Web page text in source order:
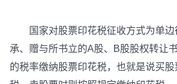
国家对股票印花税征收方式为单边
承、赠与所书立的A股、B股股权转让
的税率缴纳股票印花税，也就是说买